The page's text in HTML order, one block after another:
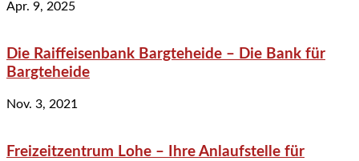
Apr. 9, 2025
Die Raiffeisenbank Bargteheide – Die Bank für
Bargteheide
Nov. 3, 2021
Freizeitzentrum Lohe – Ihre Anlaufstelle für